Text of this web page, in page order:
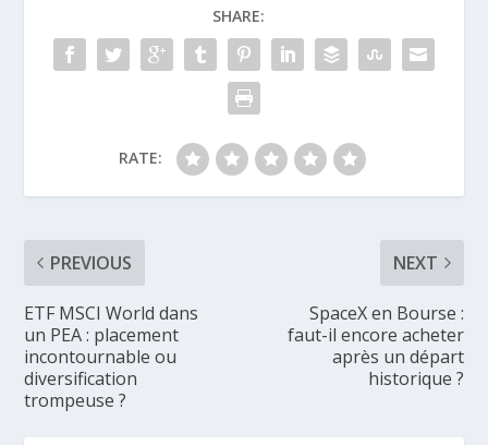
SHARE:
RATE:
PREVIOUS
ETF MSCI World dans
un PEA : placement
incontournable ou
diversification
trompeuse ?
NEXT
SpaceX en Bourse :
faut-il encore acheter
après un départ
historique ?